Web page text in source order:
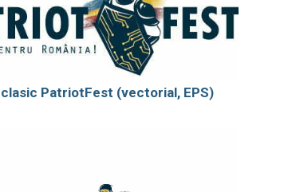
PatriotFest (vectorial, EPS)